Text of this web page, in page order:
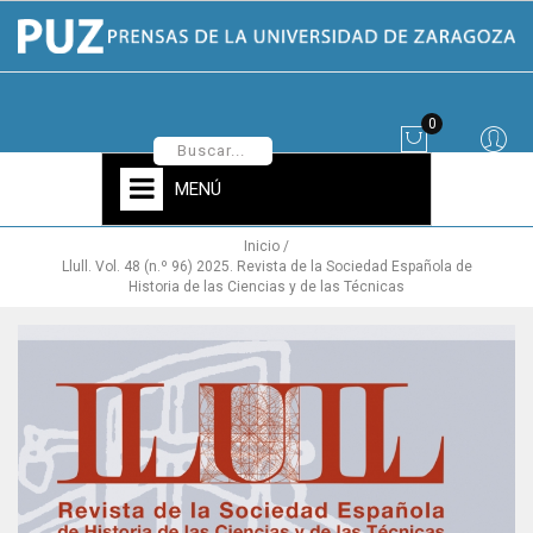
0
MENÚ
Inicio
Llull. Vol. 48 (n.º 96) 2025. Revista de la Sociedad Española de
Historia de las Ciencias y de las Técnicas